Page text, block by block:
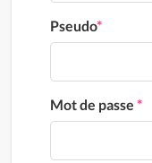
Pseudo*
Mot de passe *